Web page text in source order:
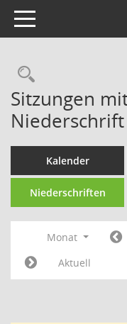
Toggle navigation
Sitzungen
Kalender
Niederschriften
Monat
Aktuell